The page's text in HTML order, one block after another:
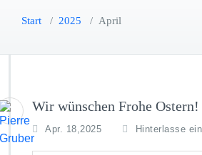
Start / 2025 / April
Wir wünschen Frohe Ostern!
Apr. 18,2025 Hinterlasse